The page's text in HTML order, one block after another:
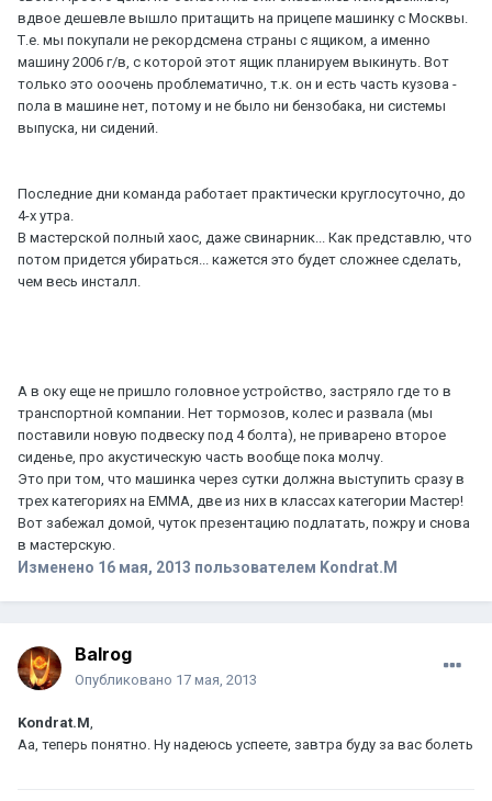
вдвое дешевле вышло притащить на прицепе машинку с Москвы.
Т.е. мы покупали не рекордсмена страны с ящиком, а именно
машину 2006 г/в, с которой этот ящик планируем выкинуть. Вот
только это ооочень проблематично, т.к. он и есть часть кузова -
пола в машине нет, потому и не было ни бензобака, ни системы
выпуска, ни сидений.
Последние дни команда работает практически круглосуточно, до
4-х утра.
В мастерской полный хаос, даже свинарник... Как представлю, что
потом придется убираться... кажется это будет сложнее сделать,
чем весь инсталл.
А в оку еще не пришло головное устройство, застряло где то в
транспортной компании. Нет тормозов, колес и развала (мы
поставили новую подвеску под 4 болта), не приварено второе
сиденье, про акустическую часть вообще пока молчу.
Это при том, что машинка через сутки должна выступить сразу в
трех категориях на ЕММА, две из них в классах категории Мастер!
Вот забежал домой, чуток презентацию подлатать, пожру и снова
в мастерскую.
Изменено 16 мая, 2013 пользователем Kondrat.M
Balrog
Опубликовано 17 мая, 2013
Kondrat.M,
Аа, теперь понятно. Ну надеюсь успеете, завтра буду за вас болеть